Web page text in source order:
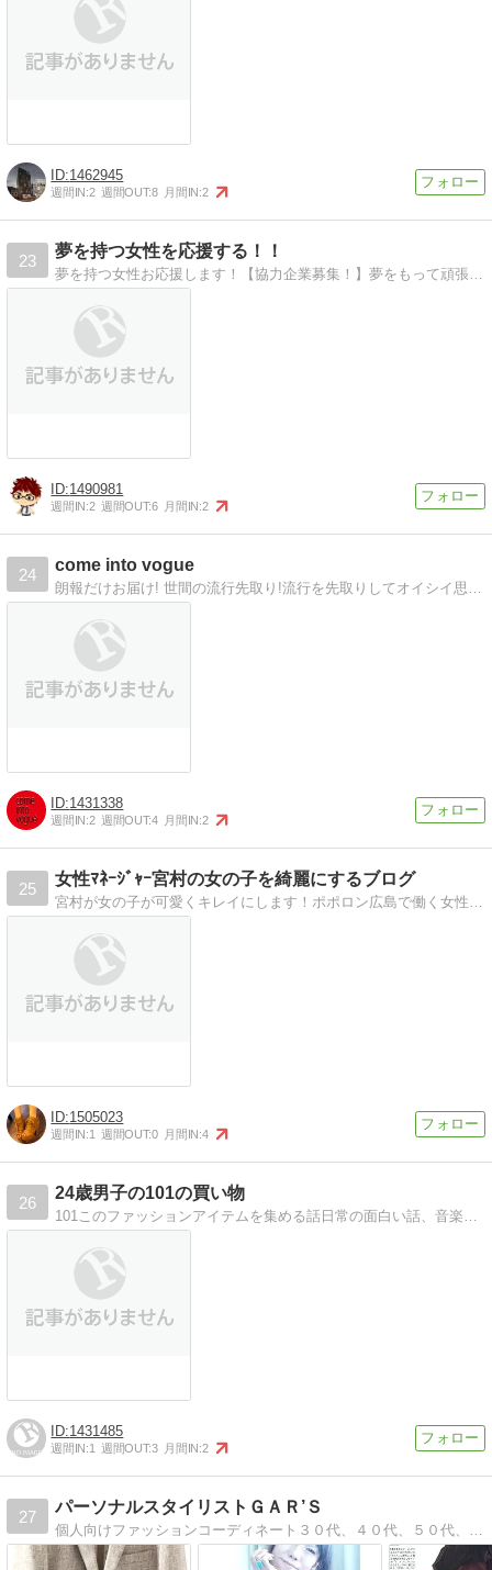
1462945
週間IN:2 週間OUT:8 月間IN:2
23
夢を持つ女性を応援する！！
1490981
週間IN:2 週間OUT:6 月間IN:2
24
come into vogue
1431338
週間IN:2 週間OUT:4 月間IN:2
25
女性ﾏﾈｰｼﾞｬｰ宮村の女の子を綺麗にするブログ
1505023
週間IN:1 週間OUT:0 月間IN:4
26
24歳男子の101の買い物
1431485
週間IN:1 週間OUT:3 月間IN:2
27
パーソナルスタイリストＧＡＲ’Ｓ